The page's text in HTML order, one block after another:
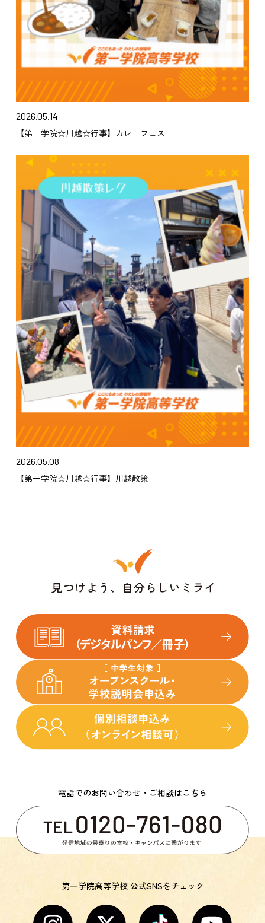
2026.05.14
【第一学院☆川越☆行事】カレーフェス
2026.05.08
【第一学院☆川越☆行事】川越散策
電話でのお問い合わせ・ご相談はこちら
第一学院高等学校 公式SNSをチェック